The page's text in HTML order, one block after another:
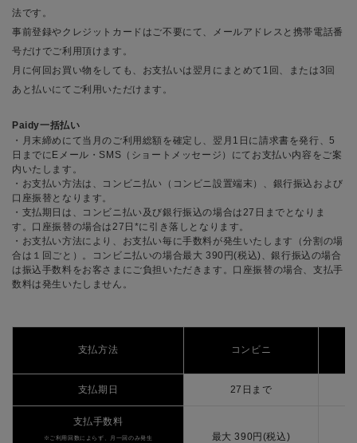
法です。
事前登録やクレジットカードはご不要にて、メールアドレスと携帯電話番
号だけでご利用頂けます。
月に何回お買い物をしても、お支払いは翌月にまとめて1回、または3回
あと払いにてご利用いただけます。
Paidy一括払い
・月末締めにて当月のご利用総額を確定し、翌月1日に請求書を発行、5
日までにEメール・SMS（ショートメッセージ）にてお支払い内容をご案
内いたします。
・お支払い方法は、コンビニ払い（コンビニ設置端末）、銀行振込および
口座振替となります。
・支払期日は、コンビニ払い及び銀行振込の場合は27日までとなりま
す。口座振替の場合は27日*に引き落しとなります。
・お支払い方法により、お支払い毎に手数料が発生いたします（分割の場
合は１回ごと）。コンビニ払いの場合最大 390円(税込)、銀行振込の場合
は振込手数料をお客さまにご負担いただきます。口座振替の場合、支払手
数料は発生いたしません。
支払方法 コンビニ
支払期日 27日まで
支払手数料
※ご利用回数によらず、月一回のみ発生 最大 390円(税込)